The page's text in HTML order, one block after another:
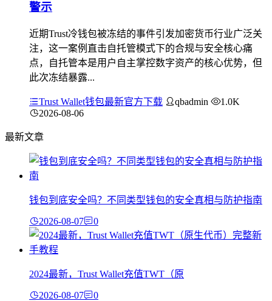
警示
近期Trust冷钱包被冻结的事件引发加密货币行业广泛关
注，这一案例直击自托管模式下的合规与安全核心痛
点，自托管本是用户自主掌控数字资产的核心优势，但
此次冻结暴露...
Trust Wallet钱包最新官方下载 qbadmin
1.0K
2026-08-06
最新文章
钱包到底安全吗？不同类型钱包的安全真相与防护指南
2026-08-07 0
2024最新，Trust Wallet充值TWT（原
2026-08-07 0